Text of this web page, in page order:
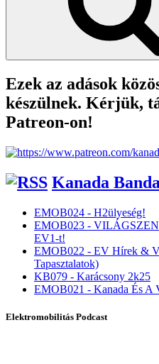
Ezek az adások
készülnek. Kérjük,
Patreon-on!
Kanada
EMOB024 - H2ülyeség!
EMOB023 -
EV1-t!
EMOB022 - EV Hírek &
Tapasztalatok)
KB079 - Karácsony 2k25
EMOB021 - Kanada És A
Elektromobilitás Podcast